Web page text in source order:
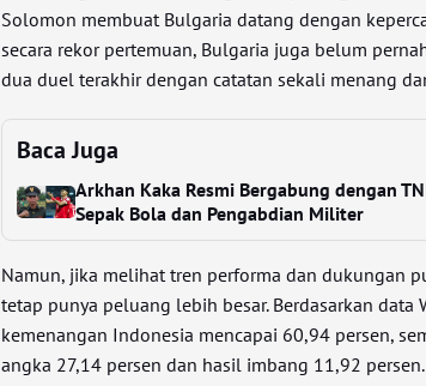
Solomon membuat Bulgaria datang dengan
secara rekor pertemuan, Bulgaria juga belum
dua duel terakhir dengan catatan sekali menang
Baca Juga
Arkhan Kaka Resmi Bergabung dengan
Sepak Bola dan Pengabdian Militer
Namun, jika melihat tren performa dan dukungan
tetap punya peluang lebih besar. Berdasarkan data
kemenangan Indonesia mencapai 60,94 persen,
angka 27,14 persen dan hasil imbang 11,92 persen.